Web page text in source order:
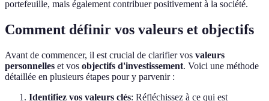
portefeuille, mais également contribuer positivement à la société.
Comment définir vos valeurs et objectifs
Avant de commencer, il est crucial de clarifier vos valeurs
personnelles et vos objectifs d'investissement. Voici une méthode
détaillée en plusieurs étapes pour y parvenir :
Identifiez vos valeurs clés: Réfléchissez à ce qui est